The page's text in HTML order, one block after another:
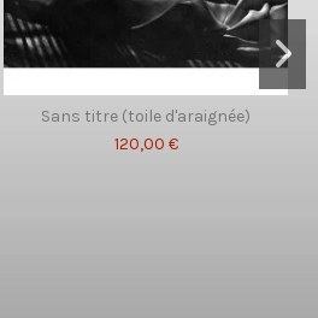
Sans titre (toile d'araignée)
120,00 €